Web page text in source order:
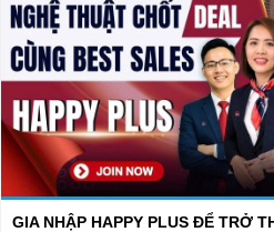
GIA NHẬP HAPPY PLUS ĐỂ TRỞ